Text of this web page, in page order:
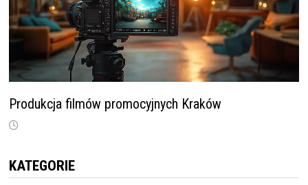
Produkcja filmów promocyjnych Kraków
KATEGORIE